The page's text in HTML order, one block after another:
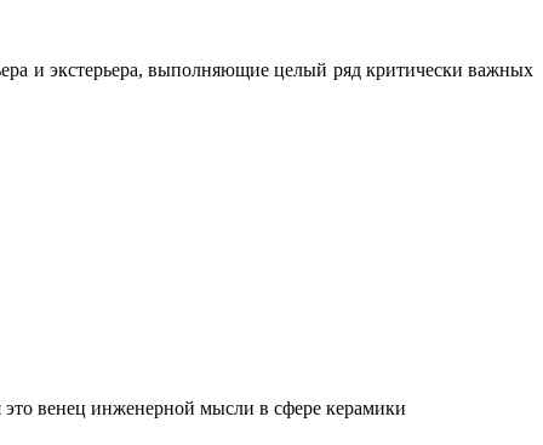
и экстерьера, выполняющие целый ряд критически важных
венец инженерной мысли в сфере керамики